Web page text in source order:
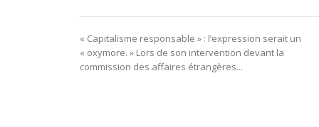
« Capitalisme responsable » : l’expression serait un
« oxymore. » Lors de son intervention devant la
commission des affaires étrangères...